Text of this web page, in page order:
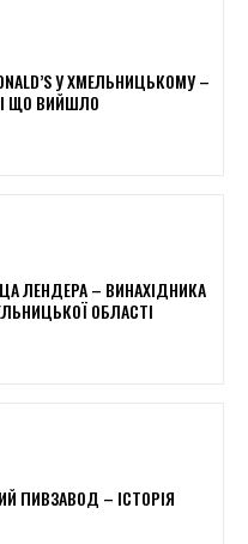
У ХМЕЛЬНИЦЬКОМУ –
ЩО ВИЙШЛО
ЛЕНДЕРА – ВИНАХІДНИКА
ОБЛАСТІ
ПИВЗАВОД – ІСТОРІЯ